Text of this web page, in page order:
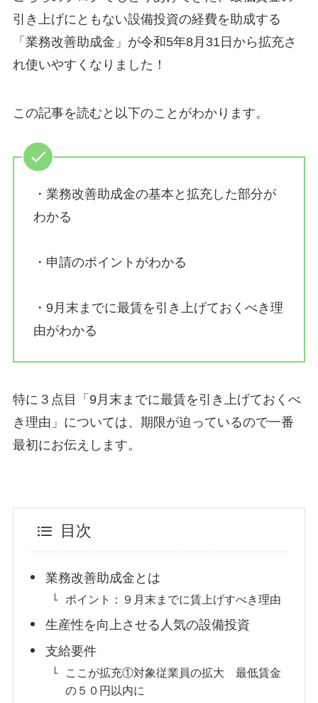
引き上げにともない設備投資の経費を助成する
「業務改善助成金」が令和5年8月31日から拡充さ
れ使いやすくなりました！
この記事を読むと以下のことがわかります。
・業務改善助成金の基本と拡充した部分が
わかる
・申請のポイントがわかる
・9月末までに最賃を引き上げておくべき理
由がわかる
特に３点目「9月末までに最賃を引き上げておくべ
き理由」については、期限が迫っているので一番
最初にお伝えします。
目次
業務改善助成金とは
ポイント：９月末までに賃上げすべき理由
生産性を向上させる人気の設備投資
支給要件
ここが拡充①対象従業員の拡大 最低賃金
の５０円以内に